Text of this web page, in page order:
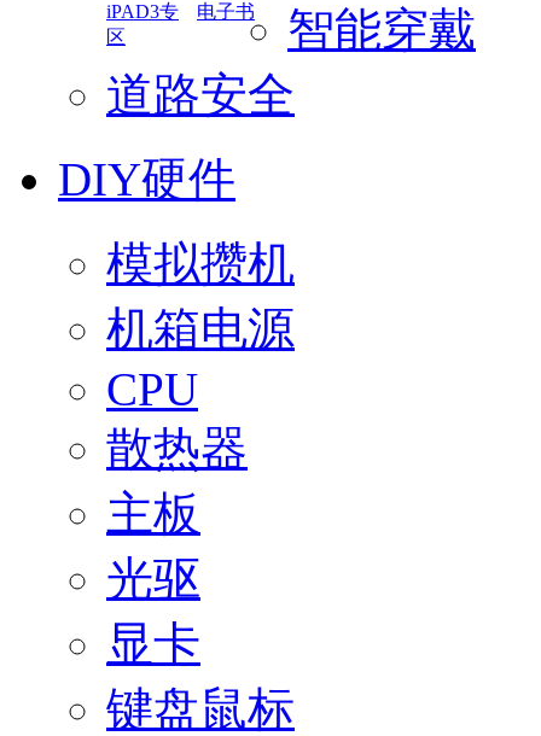
iPAD3专
区
电子书
智能穿戴
道路安全
DIY硬件
模拟攒机
机箱电源
CPU
散热器
主板
光驱
显卡
键盘鼠标